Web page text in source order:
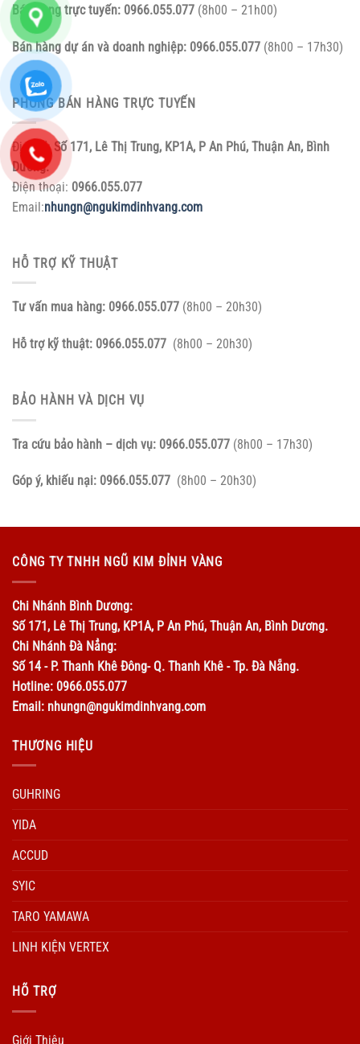
Bán hàng trực tuyến: 0966.055.077 (8h00 – 21h00)
Bán hàng dự án và doanh nghiệp: 0966.055.077 (8h00 – 17h30)
PHÒNG BÁN HÀNG TRỰC TUYẾN
Địa chỉ:Số 171, Lê Thị Trung, KP1A, P An Phú, Thuận An, Bình
Dương.
Điện thoại: 0966.055.077
Email:nhungn@ngukimdinhvang.com
HỖ TRỢ KỸ THUẬT
Tư vấn mua hàng: 0966.055.077 (8h00 – 20h30)
Hỗ trợ kỹ thuật: 0966.055.077 (8h00 – 20h30)
BẢO HÀNH VÀ DỊCH VỤ
Tra cứu bảo hành – dịch vụ: 0966.055.077 (8h00 – 17h30)
Góp ý, khiếu nại: 0966.055.077 (8h00 – 20h30)
CÔNG TY TNHH NGŨ KIM ĐỈNH VÀNG
Chi Nhánh Bình Dương:
Số 171, Lê Thị Trung, KP1A, P An Phú, Thuận An, Bình Dương.
Chi Nhánh Đà Nẳng:
Số 14 - P. Thanh Khê Đông- Q. Thanh Khê - Tp. Đà Nẵng.
Hotline: 0966.055.077
Email: nhungn@ngukimdinhvang.com
THƯƠNG HIỆU
GUHRING
YIDA
ACCUD
SYIC
TARO YAMAWA
LINH KIỆN VERTEX
HÕ TRỢ
Giới Thiệu